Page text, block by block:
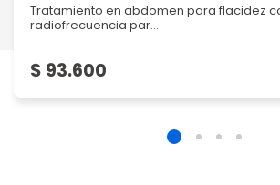
Tratamiento en abdomen para flacidez
radiofrecuencia par...
$ 93.600